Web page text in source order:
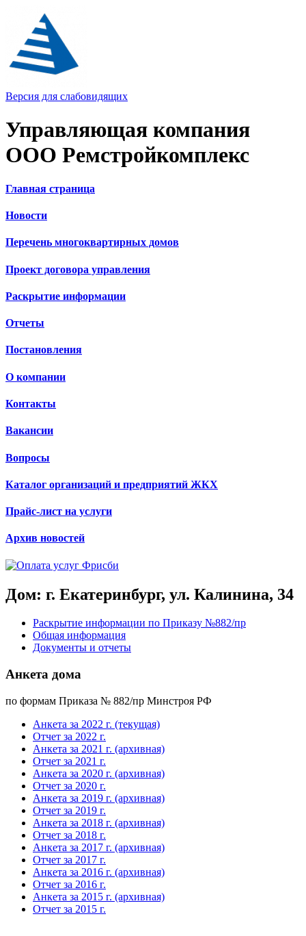
Версия для слабовидящих
Управляющая компания
ООО Ремстройкомплекс
Главная страница
Новости
Перечень многоквартирных домов
Проект договора управления
Раскрытие информации
Отчеты
Постановления
О компании
Контакты
Вакансии
Вопросы
Каталог организаций и предприятий ЖКХ
Прайс-лист на услуги
Архив новостей
Дом: г. Екатеринбург, ул. Калинина, 34
Раскрытие информации по Приказу №882/пр
Общая информация
Документы и отчеты
Анкета дома
по формам Приказа № 882/пр Минстроя РФ
Анкета за 2022 г. (текущая)
Отчет за 2022 г.
Анкета за 2021 г. (архивная)
Отчет за 2021 г.
Анкета за 2020 г. (архивная)
Отчет за 2020 г.
Анкета за 2019 г. (архивная)
Отчет за 2019 г.
Анкета за 2018 г. (архивная)
Отчет за 2018 г.
Анкета за 2017 г. (архивная)
Отчет за 2017 г.
Анкета за 2016 г. (архивная)
Отчет за 2016 г.
Анкета за 2015 г. (архивная)
Отчет за 2015 г.